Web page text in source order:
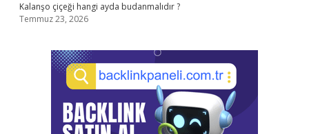
Kalanşo çiçeği hangi ayda budanmalıdır ?
Temmuz 23, 2026